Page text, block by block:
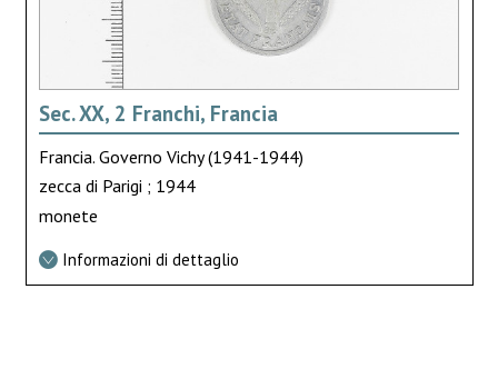
Sec. XX, 2 Franchi, Francia
Francia. Governo Vichy (1941-1944)
zecca di Parigi ; 1944
monete
Informazioni di dettaglio